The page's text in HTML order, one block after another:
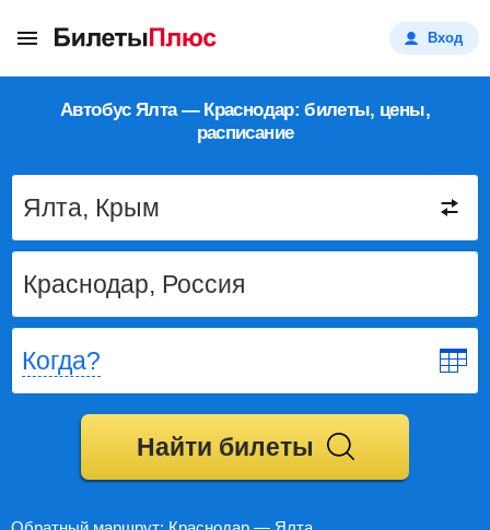
Вход
Автобус Ялта — Краснодар: билеты, цены,
расписание
Когда?
Найти билеты